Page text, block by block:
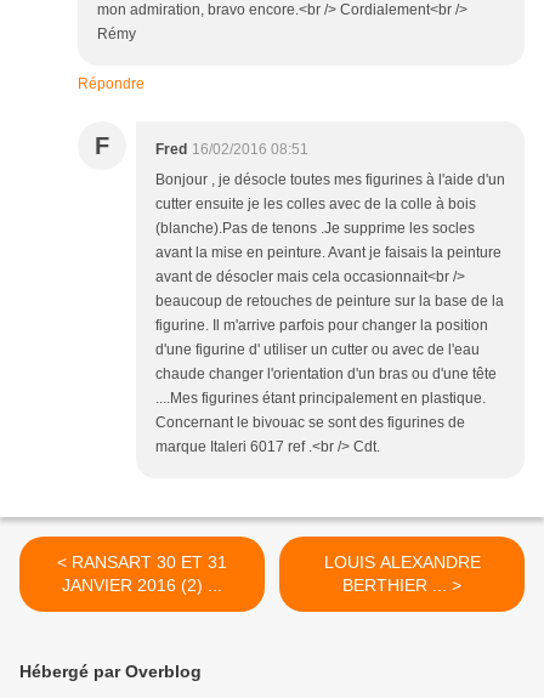
mon admiration, bravo encore.<br /> Cordialement<br />
Rémy
Répondre
F Fred 16/02/2016 08:51
Bonjour , je désocle toutes mes figurines à l'aide d'un
cutter ensuite je les colles avec de la colle à bois
(blanche).Pas de tenons .Je supprime les socles
avant la mise en peinture. Avant je faisais la peinture
avant de désocler mais cela occasionnait<br />
beaucoup de retouches de peinture sur la base de la
figurine. Il m'arrive parfois pour changer la position
d'une figurine d' utiliser un cutter ou avec de l'eau
chaude changer l'orientation d'un bras ou d'une tête
....Mes figurines étant principalement en plastique.
Concernant le bivouac se sont des figurines de
marque Italeri 6017 ref .<br /> Cdt.
< RANSART 30 ET 31
JANVIER 2016 (2) ...
LOUIS ALEXANDRE
BERTHIER ... >
Hébergé par Overblog